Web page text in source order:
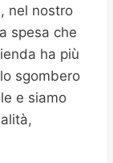
nel nostro
spesa che
ha più
sgombero
e siamo